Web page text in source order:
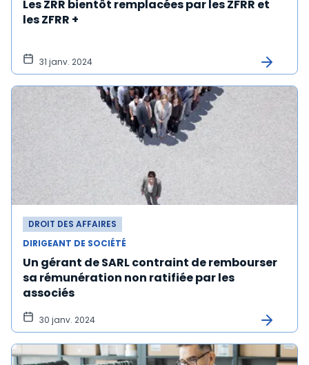
Les ZRR bientôt remplacées par les ZFRR et
les ZFRR +
31 janv. 2024
DROIT DES AFFAIRES
DIRIGEANT DE SOCIÉTÉ
Un gérant de SARL contraint de rembourser
sa rémunération non ratifiée par les
associés
30 janv. 2024